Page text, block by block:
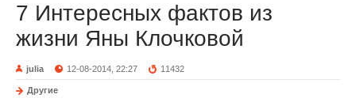
7 Интересных фактов из
жизни Яны Клочковой
julia 12-08-2014, 22:27 11432
Другие